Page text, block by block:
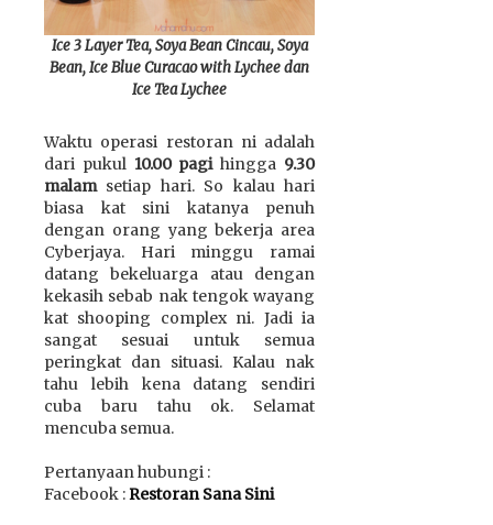
Ice 3 Layer Tea, Soya Bean Cincau, Soya
Bean, Ice Blue Curacao with Lychee dan
Ice Tea Lychee
Waktu operasi restoran ni adalah
dari pukul 10.00 pagihingga 9.30
malamsetiap hari. So kalau hari
biasa kat sini katanya penuh
dengan orang yang bekerja area
Cyberjaya. Hari minggu ramai
datang bekeluarga atau dengan
kekasih sebab nak tengok wayang
kat shooping complex ni. Jadi ia
sangat sesuai untuk semua
peringkat dan situasi. Kalau nak
tahu lebih kena datang sendiri
cuba baru tahu ok. Selamat
mencuba semua.
Pertanyaan hubungi :
Facebook :Restoran Sana Sini